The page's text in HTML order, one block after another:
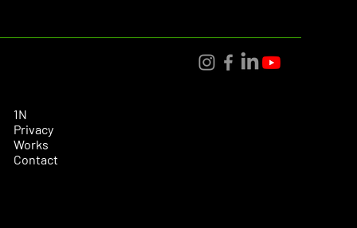
1N
Privacy
Works
Contact